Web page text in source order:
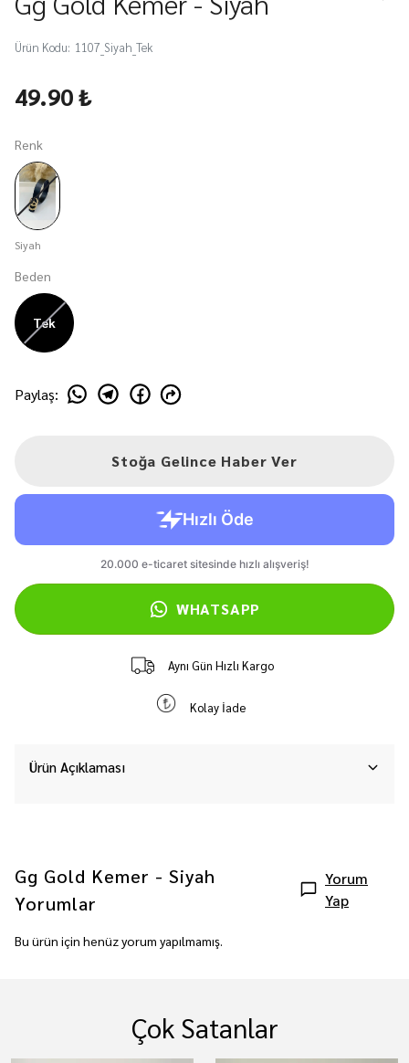
Ürün Kodu: 1107_Siyah_Tek
49.90 ₺
Renk
Siyah
Beden
Tek
Paylaş:
Stoğa Gelince Haber Ver
WHATSAPP
Aynı Gün Hızlı Kargo
Kolay İade
Ürün Açıklaması
Gg Gold Kemer - Siyah
Yorumlar
Yorum
Yap
Bu ürün için henüz yorum yapılmamış.
Çok Satanlar